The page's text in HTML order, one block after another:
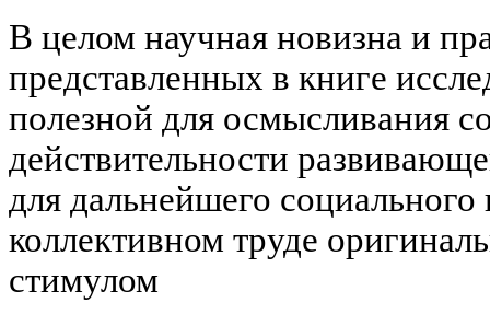
В целом научная новизна и
представленных в книге
полезной для осмысливания
действительности
для дальнейшего
коллективном труде
стимулом